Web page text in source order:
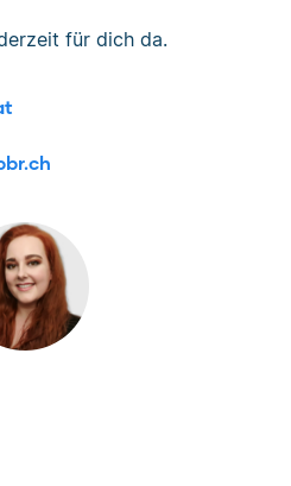
für dich da.